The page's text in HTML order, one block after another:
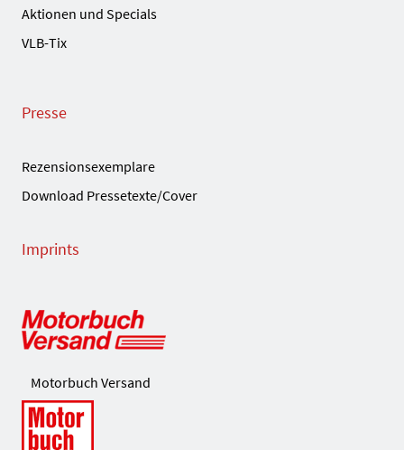
Aktionen und Specials
VLB-Tix
Presse
Rezensionsexemplare
Download Pressetexte/Cover
Imprints
Motorbuch Versand